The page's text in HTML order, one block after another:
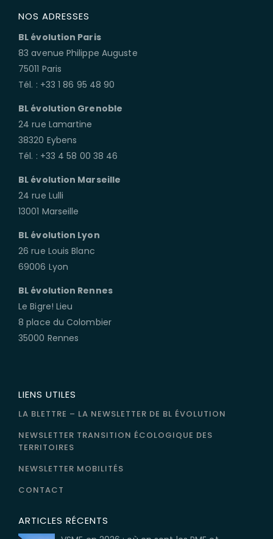
NOS ADRESSES
BL évolution Paris
83 avenue Philippe Auguste
75011 Paris
Tél. : +33 1 86 95 48 90
BL évolution Grenoble
24 rue Lamartine
38320 Eybens
Tél. : +33 4 58 00 38 46
BL évolution Marseille
24 rue Lulli
13001 Marseille
BL évolution Lyon
26 rue Louis Blanc
69006 Lyon
BL évolution Rennes
Le Bigre! Lieu
8 place du Colombier
35000 Rennes
LIENS UTILES
LA BLETTRE – LA NEWSLETTER DE BL ÉVOLUTION
NEWSLETTER TRANSITION ÉCOLOGIQUE DES
TERRITOIRES
NEWSLETTER MOBILITÉS
CONTACT
ARTICLES RÉCENTS